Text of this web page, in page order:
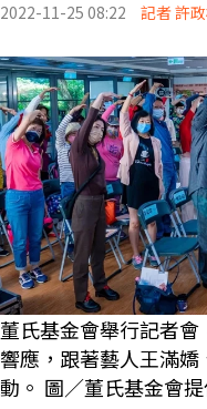
2022-11-25 08:22 記者 許
董氏基金會舉行記者
響應，跟著藝人王滿
動。 圖／董氏基金會